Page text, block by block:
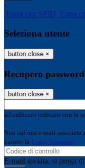
-
Entra con SPID Entra
Seleziona utente
button close ×
Recupero password
button close ×
all'indirizzo indicato con le
Non hai una e-mail associata
tramite la Login Spaggiari
E-mail inviata, si prega